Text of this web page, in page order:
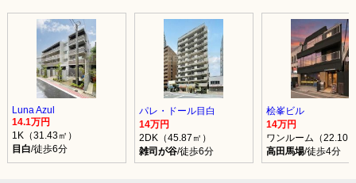
Luna Azul
14.1万円
1K（31.43㎡）
目白/徒歩6分
パレ・ドール目白
14万円
2DK（45.87㎡）
雑司が谷/徒歩6分
桧峯ビル
14万円
ワンルーム（22.10
高田馬場/徒歩4分